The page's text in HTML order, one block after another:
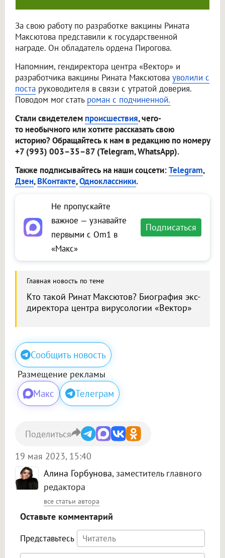
За свою работу по разработке вакцины Рината
Максютова представили к государственной
награде. Он обладатель ордена Пирогова.
Напомним, гендиректора центра «Вектор» и
разработчика вакцины Рината Максютова уволили с
поста руководителя в связи с утратой доверия.
Поводом мог стать роман с подчиненной.
Стали свидетелем происшествия, чего-
то необычного или хотите рассказать свою
историю? Обращайтесь к нам в редакцию по номеру
+7 (993) 003–35–87 (Telegram, WhatsApp).
Также подписывайтесь на наши соцсети:Telegram,
Дзен,ВКонтакте,Одноклассники.
Не пропускайте
важное — узнавайте
первыми с Om1 в
«Макс»
Подписаться
Главная новость по теме
Кто такой Ринат Максютов? Биография экс-
директора центра вирусологии «Вектор»
Сообщить новость
Размещение рекламы
Макс Телеграм
Алина Горбунова, заместитель главного
редактора
все статьи автора
19 мая 2023, 15:40
Поделиться
Оставьте комментарий
Представьтесь